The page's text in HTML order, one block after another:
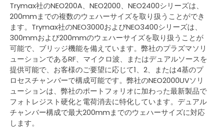
Trymax社のNEO200A、NEO2000、NEO2400シリーズは、
200mmまでの複数のウェハーサイズを取り扱うことができ
ます。Trymax社のNEO3000およびNEO3400シリーズは、
300mmおよび200mmのウェハーサイズを取り扱うことが
可能で、ブリッジ機能を備えています。弊社のプラズマソリ
ューションであるRF、マイクロ波、またはデュアルソースを
提供可能で、お客様のご要望に応じて1、2、または4基のプ
ロセスチャンバーで構成可能です。弊社のNEO2000UVソリ
ューションは、弊社のポートフォリオに加わった最新製品で
フォトレジスト硬化と電荷消去に特化しています。デュアル
チャンバー構成で最大200mmまでのウェハーサイズに対応
します。